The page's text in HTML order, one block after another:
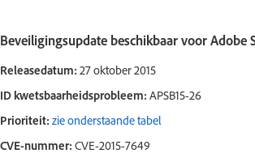
Beveiligingsupdate beschikbaar voor Adobe
Releasedatum: 27 oktober 2015
ID kwetsbaarheidsprobleem: APSB15-26
Prioriteit: zie onderstaande tabel
CVE-nummer: CVE-2015-7649